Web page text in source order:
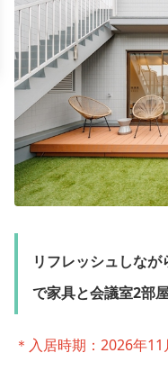
リフレッシュしな
で家具と会議室2部
＊入居時期：2026年11